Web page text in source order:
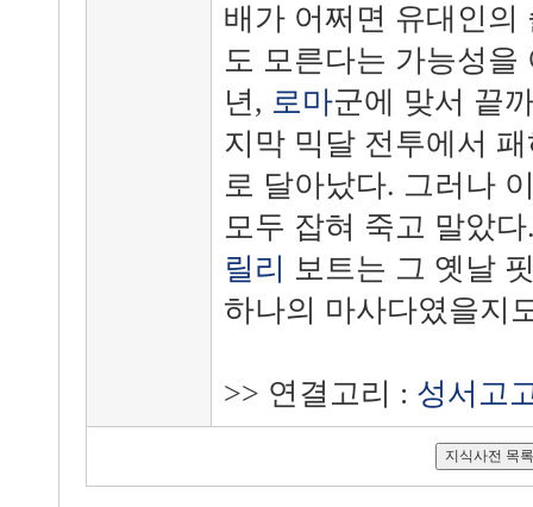
배가 어쩌면 유대인의
도 모른다는 가능성을
년, 로마군에 맞서 끝
지막 믹달 전투에서
로 달아났다. 그러나
모두 잡혀 죽고 말았
릴리
보트는 그 옛날
하나의 마사다였을지
>> 연결고리 : 성서고